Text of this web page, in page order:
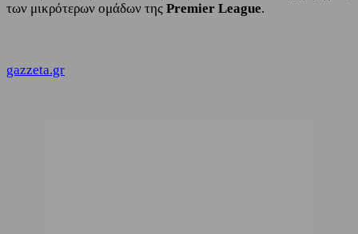
των μικρότερων ομάδων της Premier League.
gazzeta.gr